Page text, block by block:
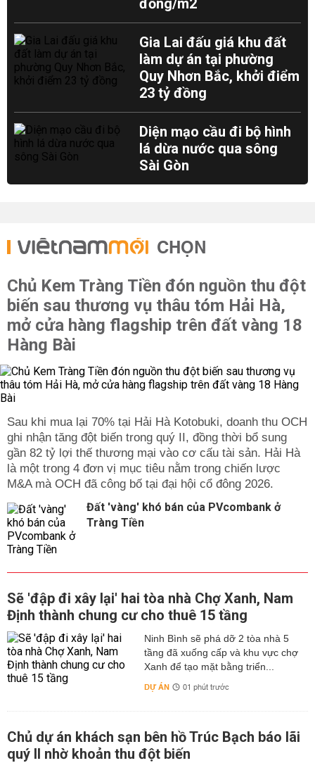
đồng/m2
Gia Lai đấu giá khu đất
làm dự án tại phường
Quy Nhơn Bắc, khởi điểm
23 tỷ đồng
Diện mạo cầu đi bộ hình
lá dừa nước qua sông
Sài Gòn
CHỌN
Chủ Kem Tràng Tiền đón nguồn thu đột
biến sau thương vụ thâu tóm Hải Hà,
mở cửa hàng flagship trên đất vàng 18
Hàng Bài
Sau khi mua lại 70% tại Hải Hà Kotobuki, doanh thu OCH
ghi nhận tăng đột biến trong quý II, đồng thời bổ sung
gần 82 tỷ lợi thế thương mại vào cơ cấu tài sản. Hải Hà
là một trong 4 đơn vị mục tiêu nằm trong chiến lược
M&A mà OCH đã công bố tại đại hội cổ đông 2026.
Đất 'vàng' khó bán của PVcombank ở
Tràng Tiền
Sẽ 'đập đi xây lại' hai tòa nhà Chợ Xanh, Nam
Định thành chung cư cho thuê 15 tầng
Ninh Bình sẽ phá dỡ 2 tòa nhà 5
tầng đã xuống cấp và khu vực chợ
Xanh để tạo mặt bằng triển...
DỰ ÁN 01 phút trước
Chủ dự án khách sạn bên hồ Trúc Bạch báo lãi
quý II nhờ khoản thu đột biến